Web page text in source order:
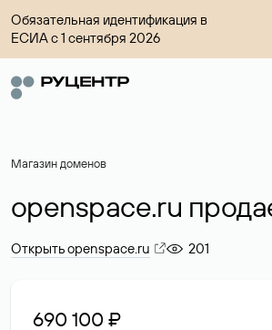
Обязательная идентификация в
ЕСИА с 1 сентября 2026
Магазин доменов
openspace.ru
Открыть openspace.ru 201
690 100 ₽